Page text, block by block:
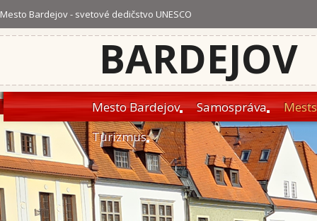
Mesto Bardejov - svetové dedičstvo UNESCO
BARDEJOV
Mesto Bardejov Samospráva
Turizmus